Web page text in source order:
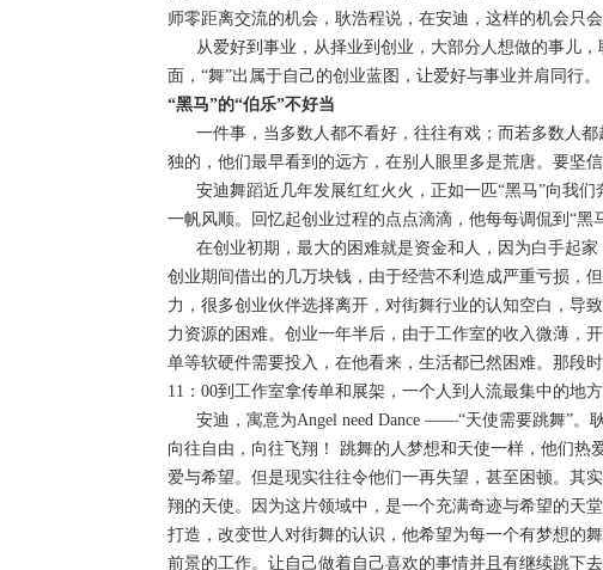
师零距离交流的机会，耿浩程说，在安迪，这样的机会只会
从爱好到事业，从择业到创业，大部分人想做的事儿，
面，“舞”出属于自己的创业蓝图，让爱好与事业并肩同行。
“黑马”的“伯乐”不好当
一件事，当多数人都不看好，往往有戏；而若多数人都
独的，他们最早看到的远方，在别人眼里多是荒唐。要坚
安迪舞蹈近几年发展红红火火，正如一匹“黑马”向我们
一帆风顺。回忆起创业过程的点点滴滴，他每每调侃到“黑
在创业初期，最大的困难就是资金和人，因为白手起家
创业期间借出的几万块钱，由于经营不利造成严重亏损，
力，很多创业伙伴选择离开，对街舞行业的认知空白，导
力资源的困难。创业一年半后，由于工作室的收入微薄，
单等软硬件需要投入，在他看来，生活都已然困难。那段
11：00到工作室拿传单和展架，一个人到人流最集中的地
安迪，寓意为Angel need Dance ——“天使需要跳舞”。
向往自由，向往飞翔！ 跳舞的人梦想和天使一样，他们热
爱与希望。但是现实往往令他们一再失望，甚至困顿。其
翔的天使。因为这片领域中，是一个充满奇迹与希望的天
打造，改变世人对街舞的认识，他希望为每一个有梦想的
前景的工作。让自己做着自己喜欢的事情并且有继续跳下